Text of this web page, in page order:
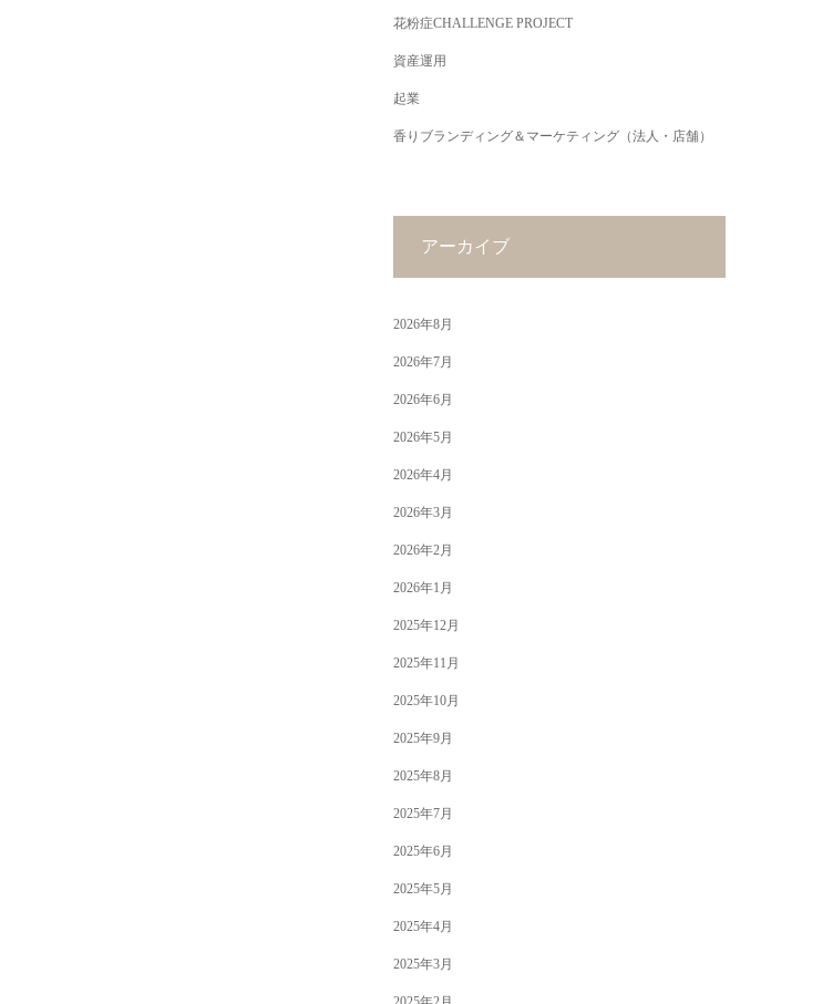
花粉症CHALLENGE PROJECT
資産運用
起業
香りブランディング＆マーケティング（法人・店舗）
アーカイブ
2026年8月
2026年7月
2026年6月
2026年5月
2026年4月
2026年3月
2026年2月
2026年1月
2025年12月
2025年11月
2025年10月
2025年9月
2025年8月
2025年7月
2025年6月
2025年5月
2025年4月
2025年3月